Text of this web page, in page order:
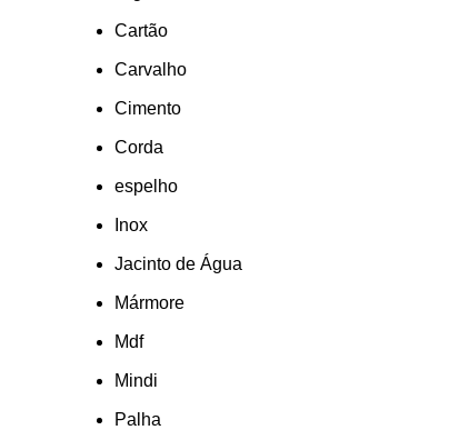
Cartão
Carvalho
Cimento
Corda
espelho
Inox
Jacinto de Água
Mármore
Mdf
Mindi
Palha